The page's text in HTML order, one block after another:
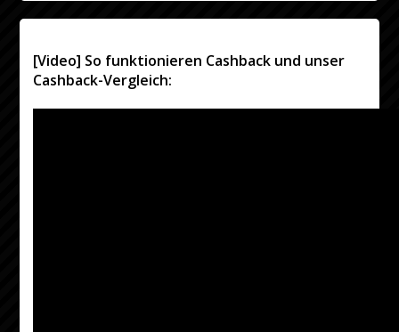
[Video] So funktionieren Cashback und unser
Cashback-Vergleich: